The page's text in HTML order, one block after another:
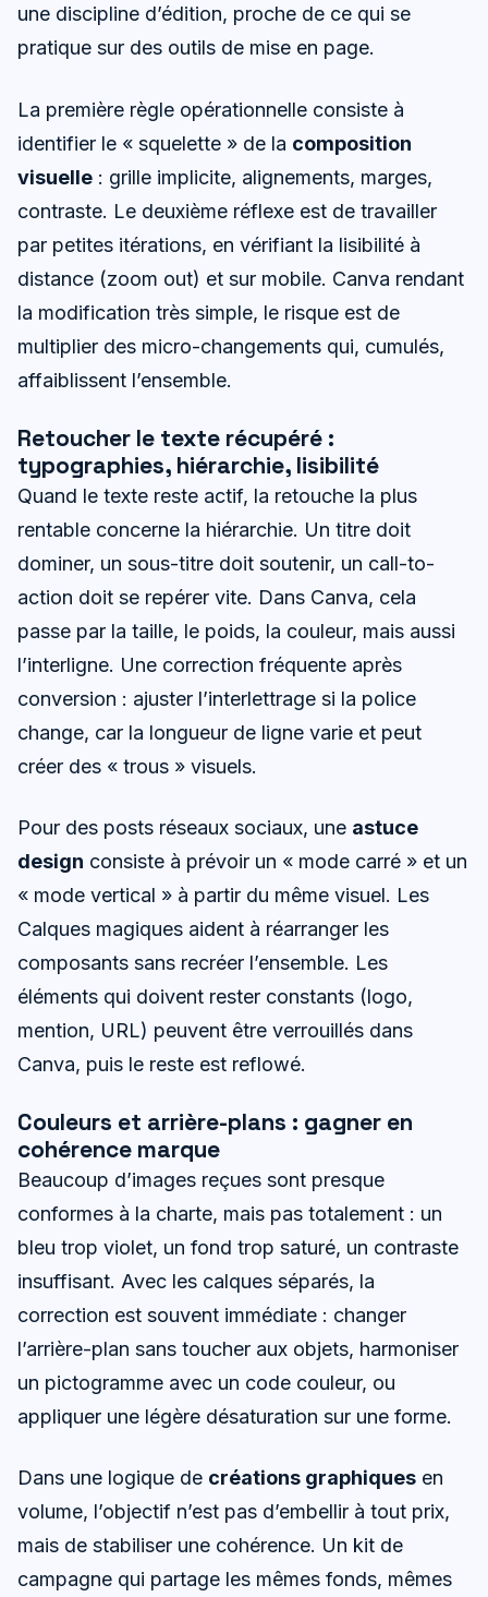
une discipline d’édition, proche de ce qui se
pratique sur des outils de mise en page.
La première règle opérationnelle consiste à
identifier le « squelette » de la composition
visuelle : grille implicite, alignements, marges,
contraste. Le deuxième réflexe est de travailler
par petites itérations, en vérifiant la lisibilité à
distance (zoom out) et sur mobile. Canva rendant
la modification très simple, le risque est de
multiplier des micro-changements qui, cumulés,
affaiblissent l’ensemble.
Retoucher le texte récupéré :
typographies, hiérarchie, lisibilité
Quand le texte reste actif, la retouche la plus
rentable concerne la hiérarchie. Un titre doit
dominer, un sous-titre doit soutenir, un call-to-
action doit se repérer vite. Dans Canva, cela
passe par la taille, le poids, la couleur, mais aussi
l’interligne. Une correction fréquente après
conversion : ajuster l’interlettrage si la police
change, car la longueur de ligne varie et peut
créer des « trous » visuels.
Pour des posts réseaux sociaux, une astuce
design consiste à prévoir un « mode carré » et un
« mode vertical » à partir du même visuel. Les
Calques magiques aident à réarranger les
composants sans recréer l’ensemble. Les
éléments qui doivent rester constants (logo,
mention, URL) peuvent être verrouillés dans
Canva, puis le reste est reflowé.
Couleurs et arrière-plans : gagner en
cohérence marque
Beaucoup d’images reçues sont presque
conformes à la charte, mais pas totalement : un
bleu trop violet, un fond trop saturé, un contraste
insuffisant. Avec les calques séparés, la
correction est souvent immédiate : changer
l’arrière-plan sans toucher aux objets, harmoniser
un pictogramme avec un code couleur, ou
appliquer une légère désaturation sur une forme.
Dans une logique de créations graphiques en
volume, l’objectif n’est pas d’embellir à tout prix,
mais de stabiliser une cohérence. Un kit de
campagne qui partage les mêmes fonds, mêmes